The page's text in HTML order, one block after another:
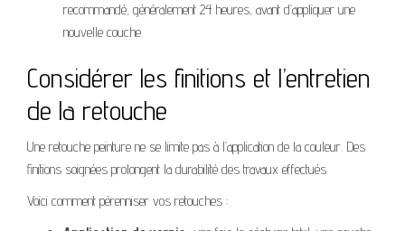
recommandé, généralement 24 heures, avant d’appliquer une
nouvelle couche.
Considérer les finitions et l’entretien
de la retouche
Une retouche peinture ne se limite pas à l’application de la couleur. Des
finitions soignées prolongent la durabilité des travaux effectués.
Voici comment pérenniser vos retouches :